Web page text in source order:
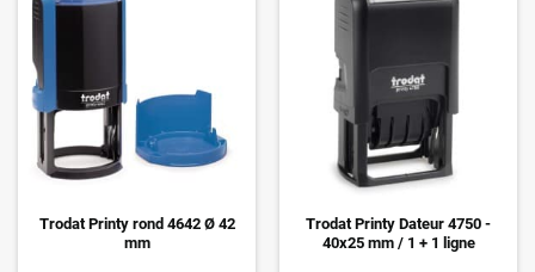
Trodat Printy rond 4642 Ø 42
mm
Trodat Printy Dateur 4750 -
40x25 mm / 1 + 1 ligne